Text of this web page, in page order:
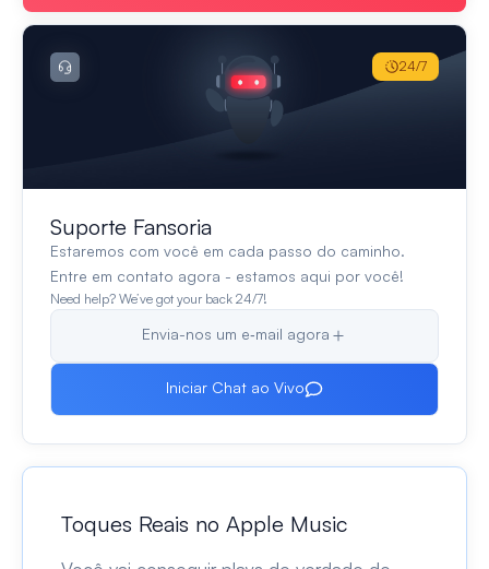
Suporte Fansoria
Estaremos com você em cada passo do caminho.
Entre em contato agora - estamos aqui por você!
Need help? We’ve got your back 24/7!
Envia-nos um e‑mail agora
Iniciar Chat ao Vivo
24/7
Toques Reais no Apple Music